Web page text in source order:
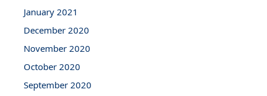
January 2021
December 2020
November 2020
October 2020
September 2020